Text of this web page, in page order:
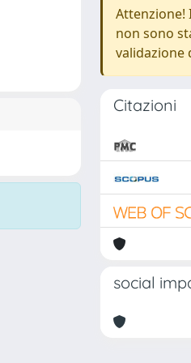
Attenzione!
non sono
validazione
Citazioni
social